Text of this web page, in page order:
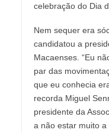
celebração do Dia
Nem sequer era
candidatou a
Macaenses. “Eu
par das
que eu conhecia
recorda Miguel
presidente da
a não estar muito